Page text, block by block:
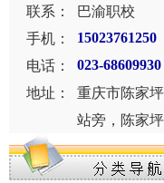
联系：
巴渝职校
手机：
15023761250
电话： 023-68609930
地址：
重庆市陈家
站旁，陈家